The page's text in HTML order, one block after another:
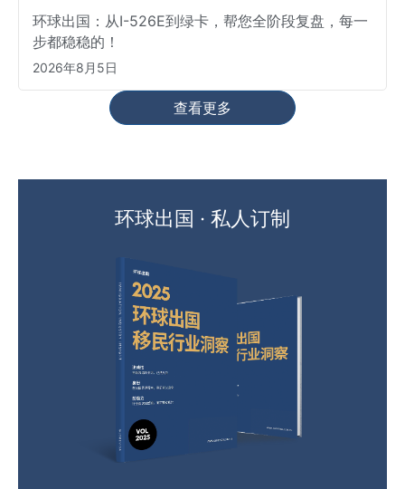
环球出国：从I-526E到绿卡，帮您全阶段复盘，每一
步都稳稳的！
2026年8月5日
查看更多
环球出国 · 私人订制